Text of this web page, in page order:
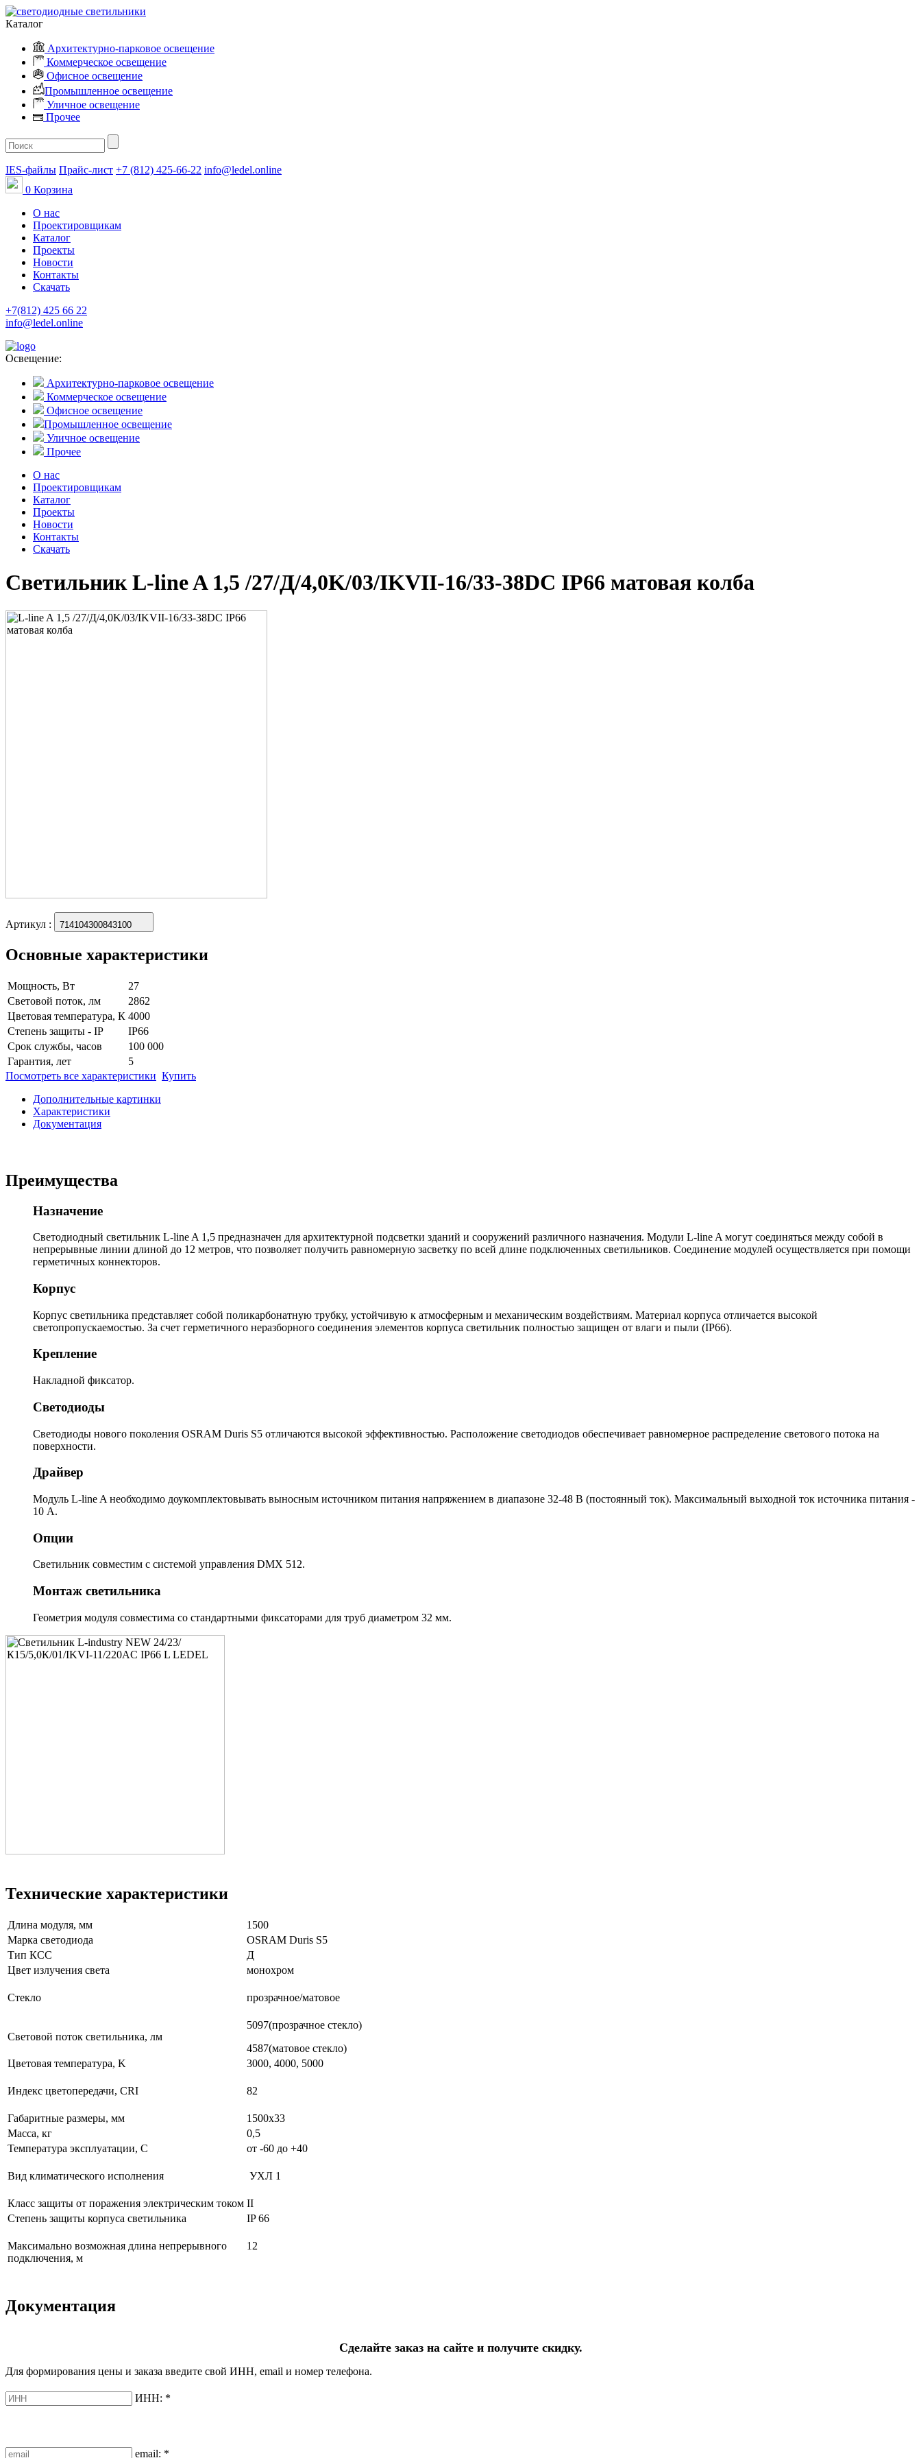
Каталог
Архитектурно-парковое освещение
Коммерческое освещение
Офисное освещение
Промышленное освещение
Уличное освещение
Прочее
IES-файлы Прайс-лист +7 (812) 425-66-22 info@ledel.online
0 Корзина
О нас
Проектировщикам
Каталог
Проекты
Новости
Контакты
Скачать
+7(812) 425 66 22
info@ledel.online
Освещение:
Архитектурно-парковое освещение
Коммерческое освещение
Офисное освещение
Промышленное освещение
Уличное освещение
Прочее
О нас
Проектировщикам
Каталог
Проекты
Новости
Контакты
Скачать
Светильник L-line A 1,5 /27/Д/4,0K/03/IKVII-16/33-38DC IP66 матовая колба
Артикул : 714104300843100
Основные характеристики
Мощность, Вт
27
Световой поток, лм
2862
Цветовая температура, К 4000
Степень защиты - IP
IP66
Срок службы, часов
100 000
Гарантия, лет
5
Посмотреть все характеристики Купить
Дополнительные картинки
Характеристики
Документация
Преимущества
Назначение
Светодиодный светильник L-line A 1,5 предназначен для архитектурной подсветки зданий и сооружений различного назначения. Модули L-line A могут соединяться между собой в
непрерывные линии длиной до 12 метров, что позволяет получить равномерную засветку по всей длине подключенных светильников. Соединение модулей осуществляется при помощи
герметичных коннекторов.
Корпус
Корпус светильника представляет собой поликарбонатную трубку, устойчивую к атмосферным и механическим воздействиям. Материал корпуса отличается высокой
светопропускаемостью. За счет герметичного неразборного соединения элементов корпуса светильник полностью защищен от влаги и пыли (IP66).
Крепление
Накладной фиксатор.
Светодиоды
Светодиоды нового поколения OSRAM Duris S5 отличаются высокой эффективностью. Расположение светодиодов обеспечивает равномерное распределение светового потока на
поверхности.
Драйвер
Модуль L-line A необходимо доукомплектовывать выносным источником питания напряжением в диапазоне 32-48 В (постоянный ток). Максимальный выходной ток источника питания -
10 А.
Опции
Светильник совместим с системой управления DMX 512.
Монтаж светильника
Геометрия модуля совместима со стандартными фиксаторами для труб диаметром 32 мм.
Технические характеристики
Длина модуля, мм
1500
Марка светодиода
OSRAM Duris S5
Тип КСС
Д
Цвет излучения света
монохром
Стекло прозрачное/матовое
Световой поток светильника, лм
5097(прозрачное стекло)
4587(матовое стекло)
Цветовая температура, K
3000, 4000, 5000
Индекс цветопередачи, CRI 82
Габаритные размеры, мм
1500х33
Масса, кг
0,5
Температура эксплуатации, С
от -60 до +40
Вид климатического исполнения УХЛ 1
Класс защиты от поражения электрическим током II
Степень защиты корпуса светильника
IP 66
Максимально возможная длина непрерывного
подключения, м
12
Документация
Сделайте заказ на сайте и получите скидку.
Для формирования цены и заказа введите свой ИНН, email и номер телефона.
ИНН: *
email: *